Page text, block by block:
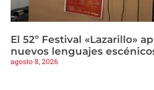
El 52º Festival «Lazarillo»
nuevos lenguajes
agosto 8, 2026